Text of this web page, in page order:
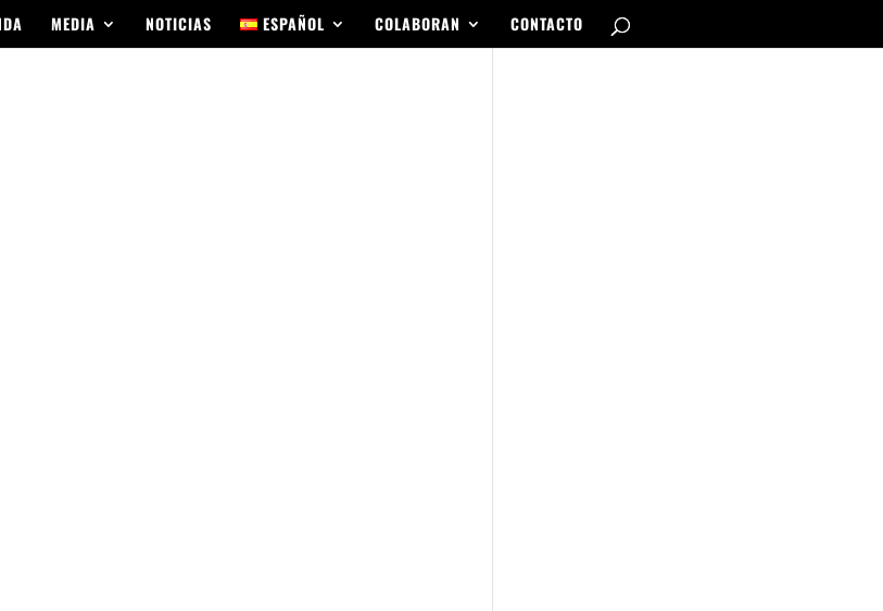
MEDIA NOTICIAS ESPAÑOL COLABORAN CONTACTO